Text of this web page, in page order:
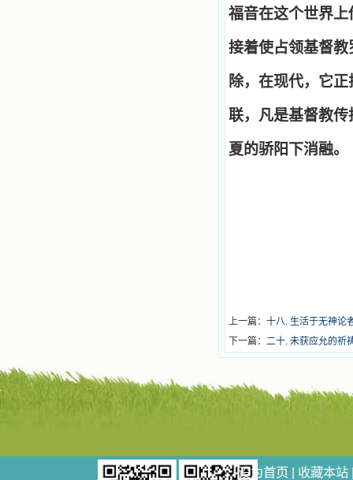
福音在这个世界
接着使占领基督
除，在现代，它
联，凡是基督教
夏的骄阳下消融。
上一篇： 十八. 生活于无神论
下一篇： 二十. 未获应允的祈
设为首页 | 收藏本站